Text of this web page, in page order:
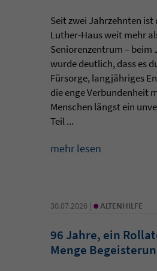
Seit zwei Jahrzehnten ist
Luther-Haus weit mehr
Seniorenzentrum – beim
wurde deutlich, dass es
Fürsorge, langjähriges
die enge Verbundenheit
Menschen längst ein
Teil ...
mehr lesen
30.07.2026 | • ALTENHILFE
96 Jahre, ein
Menge